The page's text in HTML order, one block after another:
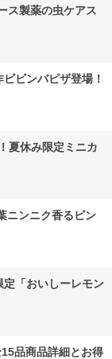
ス製薬の虫ケアス
ビンバピザ登場！
夏休み限定ミニカ
ニンニク香るビン
定「おいしーレモン
品商品詳細とお得